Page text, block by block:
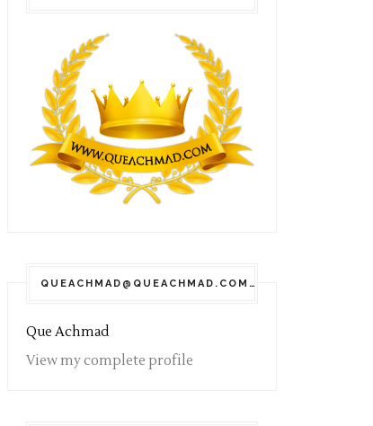
QUEACHMAD@QUEACHMAD.COM
Que Achmad
View my complete profile